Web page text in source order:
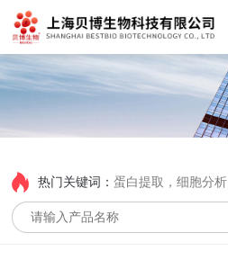
热门关键词：蛋白提取，细胞分析